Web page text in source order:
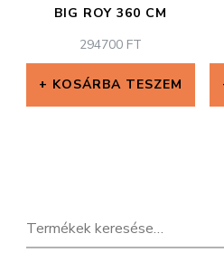
BIG ROY 360 CM
294700 FT
KOSÁRBA TESZEM
Keresés
a